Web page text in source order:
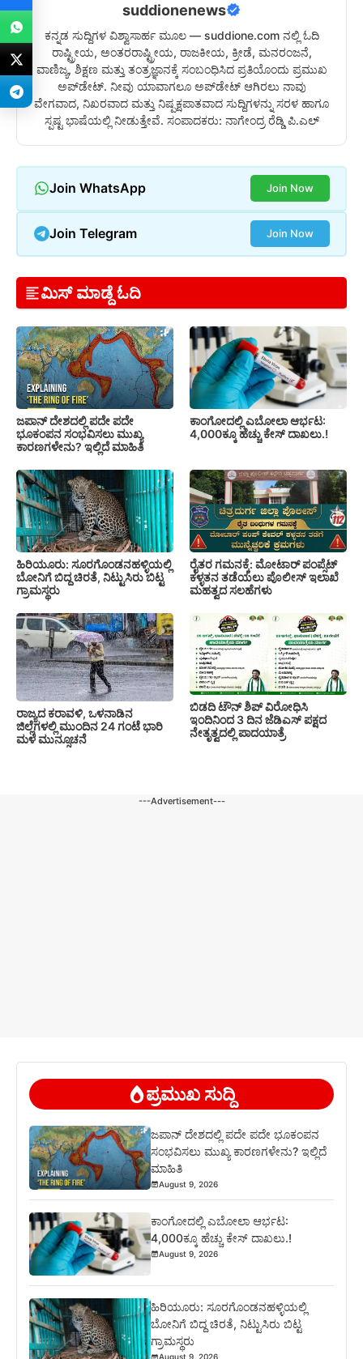
suddionenews
ಕನ್ನಡ ಸುದ್ದಿಗಳ ವಿಶ್ವಾಸಾರ್ಹ ಮೂಲ — suddione.com ನಲ್ಲಿ ಓದಿ
ರಾಷ್ಟ್ರೀಯ, ಅಂತರರಾಷ್ಟ್ರೀಯ, ರಾಜಕೀಯ, ಕ್ರೀಡೆ, ಮನರಂಜನೆ,
ವಾಣಿಜ್ಯ, ಶಿಕ್ಷಣ ಮತ್ತು ತಂತ್ರಜ್ಞಾನಕ್ಕೆ ಸಂಬಂಧಿಸಿದ ಪ್ರತಿಯೊಂದು ಪ್ರಮುಖ
ಅಪ್‌ಡೇಟ್. ನೀವು ಯಾವಾಗಲೂ ಅಪ್‌ಡೇಟ್ ಆಗಿರಲು ನಾವು
ವೇಗವಾದ, ನಿಖರವಾದ ಮತ್ತು ನಿಷ್ಪಕ್ಷಪಾತವಾದ ಸುದ್ದಿಗಳನ್ನು ಸರಳ ಹಾಗೂ
ಸ್ಪಷ್ಟ ಭಾಷೆಯಲ್ಲಿ ನೀಡುತ್ತೇವೆ. ಸಂಪಾದಕರು: ನಾಗೇಂದ್ರ ರೆಡ್ಡಿ ಪಿ.ಎಲ್
Join WhatsApp Join Now
Join Telegram Join Now
ಮಿಸ್ ಮಾಡ್ದೆ ಓದಿ
ಜಪಾನ್ ದೇಶದಲ್ಲಿ ಪದೇ ಪದೇ
ಭೂಕಂಪನ ಸಂಭವಿಸಲು ಮುಖ್ಯ
ಕಾರಣಗಳೇನು? ಇಲ್ಲಿದೆ ಮಾಹಿತಿ
ಕಾಂಗೋದಲ್ಲಿ ಎಬೋಲಾ ಆರ್ಭಟ:
4,000ಕ್ಕೂ ಹೆಚ್ಚು ಕೇಸ್ ದಾಖಲು.!
ಹಿರಿಯೂರು: ಸೂರಗೊಂಡನಹಳ್ಳಿಯಲ್ಲಿ
ಬೋನಿಗೆ ಬಿದ್ದ ಚಿರತೆ, ನಿಟ್ಟುಸಿರು ಬಿಟ್ಟ
ಗ್ರಾಮಸ್ಥರು
ರೈತರ ಗಮನಕ್ಕೆ: ಮೋಟಾರ್ ಪಂಪ್ಸೆಟ್
ಕಳ್ಳತನ ತಡೆಯಲು ಪೊಲೀಸ್ ಇಲಾಖೆ
ಮಹತ್ವದ ಸಲಹೆಗಳು
ರಾಜ್ಯದ ಕರಾವಳಿ, ಒಳನಾಡಿನ
ಜಿಲ್ಲೆಗಳಲ್ಲಿ ಮುಂದಿನ 24 ಗಂಟೆ ಭಾರಿ
ಮಳೆ ಮುನ್ಸೂಚನೆ
ಬಿಡದಿ ಟೌನ್ ಶಿಪ್ ವಿರೋಧಿಸಿ
ಇಂದಿನಿಂದ 3 ದಿನ ಜೆಡಿಎಸ್ ಪಕ್ಷದ
ನೇತೃತ್ವದಲ್ಲಿ ಪಾದಯಾತ್ರೆ
---Advertisement---
ಪ್ರಮುಖ ಸುದ್ದಿ
ಜಪಾನ್ ದೇಶದಲ್ಲಿ ಪದೇ ಪದೇ ಭೂಕಂಪನ
ಸಂಭವಿಸಲು ಮುಖ್ಯ ಕಾರಣಗಳೇನು? ಇಲ್ಲಿದೆ
ಮಾಹಿತಿ
August 9, 2026
ಕಾಂಗೋದಲ್ಲಿ ಎಬೋಲಾ ಆರ್ಭಟ:
4,000ಕ್ಕೂ ಹೆಚ್ಚು ಕೇಸ್ ದಾಖಲು.!
August 9, 2026
ಹಿರಿಯೂರು: ಸೂರಗೊಂಡನಹಳ್ಳಿಯಲ್ಲಿ
ಬೋನಿಗೆ ಬಿದ್ದ ಚಿರತೆ, ನಿಟ್ಟುಸಿರು ಬಿಟ್ಟ
ಗ್ರಾಮಸ್ಥರು
August 9, 2026